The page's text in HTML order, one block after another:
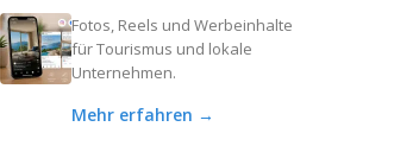
Fotos, Reels und Werbeinhalte
für Tourismus und lokale
Unternehmen.
Mehr erfahren →